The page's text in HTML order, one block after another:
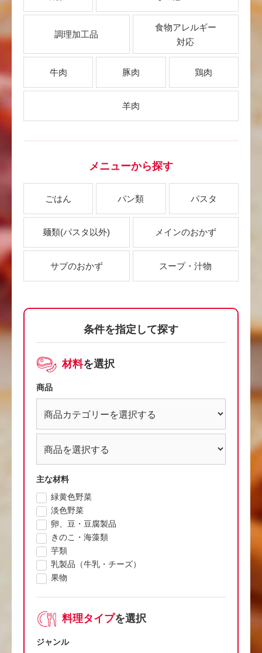
調理加工品
食物アレルギー
対応
牛肉 豚肉 鶏肉
羊肉
メニューから探す
ごはん パン類 パスタ
麺類(パスタ以外) メインのおかず
サブのおかず スープ・汁物
条件を指定して探す
材料を選択
商品
主な材料
緑黄色野菜
淡色野菜
卵、豆・豆腐製品
きのこ・海藻類
芋類
乳製品（牛乳・チーズ）
果物
料理タイプを選択
ジャンル